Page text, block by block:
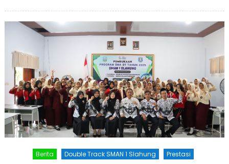
Berita Double Track SMAN 1 Slahung Prestasi